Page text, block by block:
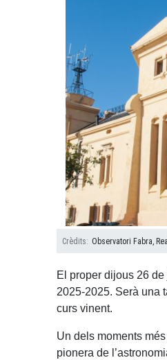
Crèdits Observatori Fabra,
El proper dijous 26
2025-2025. Serà una
curs vinent.
Un dels moments
pionera de